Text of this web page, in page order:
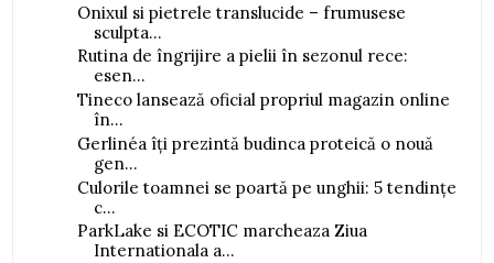
Onixul si pietrele translucide – frumusese
sculpta...
Rutina de îngrijire a pielii în sezonul rece:
esen...
Tineco lansează oficial propriul magazin online
în...
Gerlinéa îți prezintă budinca proteică o nouă
gen...
Culorile toamnei se poartă pe unghii: 5 tendințe
c...
ParkLake si ECOTIC marcheaza Ziua
Internationala a...